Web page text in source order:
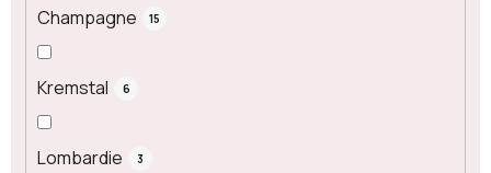
Champagne 15
Kremstal 6
Lombardie 3